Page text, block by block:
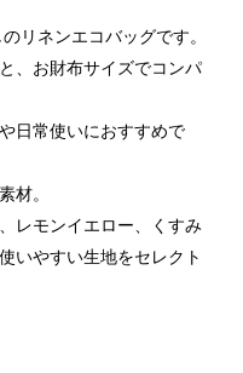
リネンエコバッグです。
、お財布サイズでコンパ
日常使いにおすすめで
材。
レモンイエロー、くすみ
いやすい生地をセレクト